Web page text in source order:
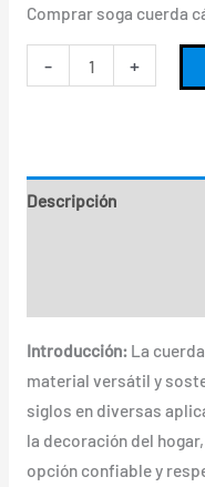
Comprar soga cuerda
- +
Descripción
Introducción:La
material versátil y
siglos en diversas
la decoración del
opción confiable y